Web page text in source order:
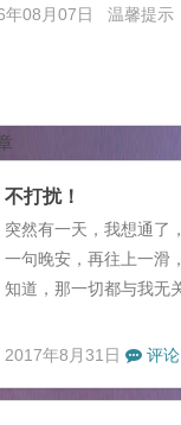
年08月07日 温馨提示
不打扰！
突然有一天，我想通
一句晚安，再往上一滑
知道，那一切都与我
你说你很累，身心疲惫
你可知道，我能安慰你
2017年8月31日 评